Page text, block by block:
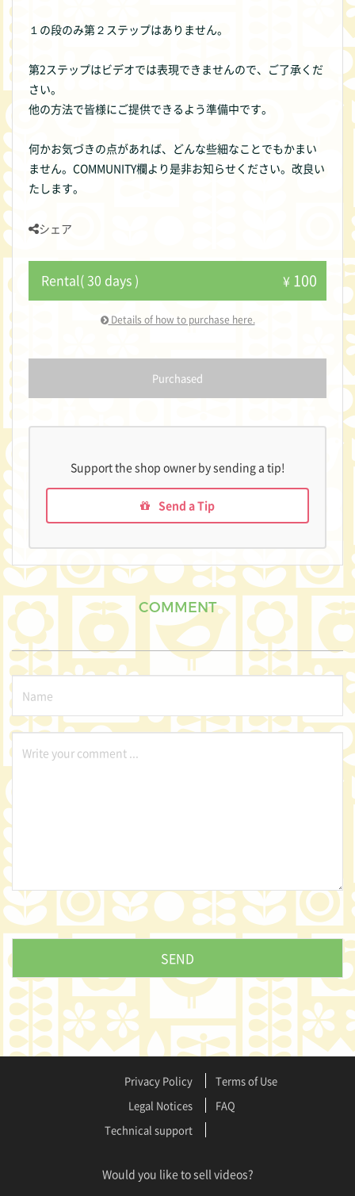
１の段のみ第２ステップはありません。
第2ステップはビデオでは表現できませんので、ご了承くだ
さい。
他の方法で皆様にご提供できるよう準備中です。
何かお気づきの点があれば、どんな些細なことでもかまい
ません。COMMUNITY欄より是非お知らせください。改良い
たします。
シェア
Rental( 30 days ) ¥ 100
Details of how to purchase here.
Purchased
Support the shop owner by sending a tip!
Send a Tip
COMMENT
Privacy Policy
Terms of Use
Legal Notices
FAQ
Technical support
Would you like to sell videos?